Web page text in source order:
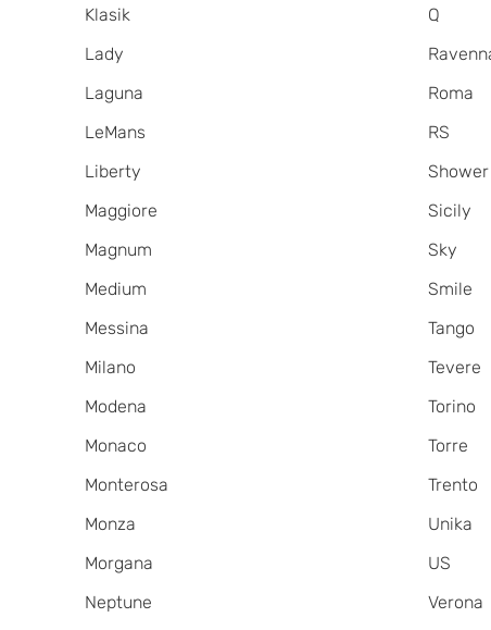
Klasik
Lady
Laguna
LeMans
Liberty
Maggiore
Magnum
Medium
Messina
Milano
Modena
Monaco
Monterosa
Monza
Morgana
Neptune
Q
Roma
RS
Sicily
Sky
Smile
Tango
Tevere
Torino
Torre
Trento
Unika
US
Verona